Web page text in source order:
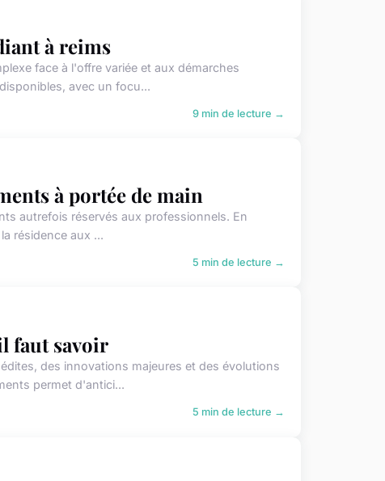
à reims
face à l'offre variée et aux démarches
avec un focu...
9 min de lecture →
à portée de main
autrefois réservés aux professionnels. En
résidence aux ...
5 min de lecture →
faut savoir
des innovations majeures et des évolutions
permet d'antici...
5 min de lecture →